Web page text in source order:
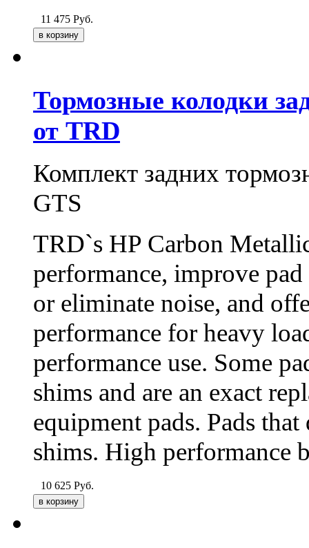
11 475 Руб.
Тормозные колодки
от TRD
Комплект задних
GTS
TRD`s HP Carbon
performance, improve
or eliminate noise, and
performance for heavy
performance use. Some
shims and are an exact
equipment pads. Pads
shims. High performance
10 625 Руб.